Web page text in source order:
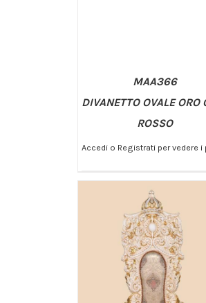
MAA366
DIVANETTO OVALE ORO
ROSSO
Accedi o Registrati per vedere i